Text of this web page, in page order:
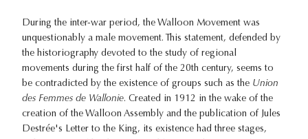
During the inter-war period, the Walloon Movement was
unquestionably a male movement. This statement, defended by
the historiography devoted to the study of regional
movements during the first half of the 20th century, seems to
be contradicted by the existence of groups such as the Union
des Femmes de Wallonie. Created in 1912 in the wake of the
creation of the Walloon Assembly and the publication of Jules
Destrée's Letter to the King, its existence had three stages,